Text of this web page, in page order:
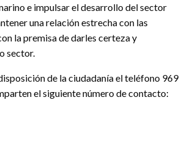
e impulsar el desarrollo del sector
una relación estrecha con las
la premisa de darles certeza y
sector.
de la ciudadanía el teléfono 969
el siguiente número de contacto: